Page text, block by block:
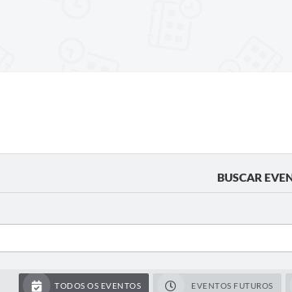
BUSCAR
TODOS OS EVENTOS EVENTOS FUTUROS